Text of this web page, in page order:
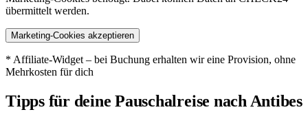
übermittelt werden.
Marketing-Cookies akzeptieren
* Affiliate-Widget – bei Buchung erhalten wir eine Provision, ohne
Mehrkosten für dich
Tipps für deine Pauschalreise nach Antibes